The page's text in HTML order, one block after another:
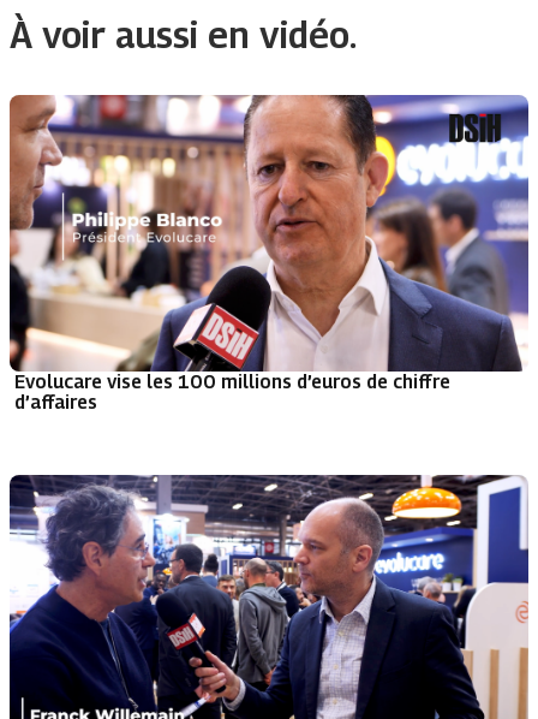
À voir aussi en vidéo.
Evolucare vise les 100 millions d’euros de chiffre
d’affaires